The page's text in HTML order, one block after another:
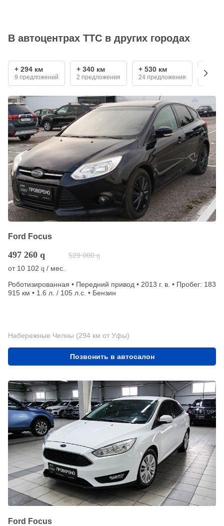
В автоцентрах ТТС в других городах
+ 294 км
9 предложений
+ 340 км
2 предложения
+ 530 км
24 предложения
+ 680
6
Ford Focus
497 260 q 529 000 q
от 10 102 q / мес.
Роботизированная • Передний привод • 2013 г. в. • Пробег: 183
915 км • 1.6 л. / 105 л.с. • Бензин
Набережные Челны (294 км от Уфы)
Позвонить в автосалон
Ford Focus